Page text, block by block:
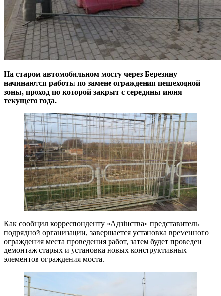
На старом автомобильном мосту через Березину
начинаются работы по замене ограждения пешеходной
зоны, проход по которой закрыт с середины июня
текущего года.
Как сообщил корреспонденту «Адзінства» представитель
подрядной организации, завершается установка временного
ограждения места проведения работ, затем будет проведен
демонтаж старых и установка новых конструктивных
элементов ограждения моста.